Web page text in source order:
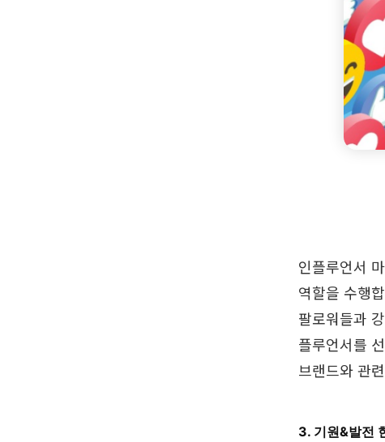
인플루언서
역할을 수행
팔로워들과
플루언서를
브랜드와 관
3. 기원&발전